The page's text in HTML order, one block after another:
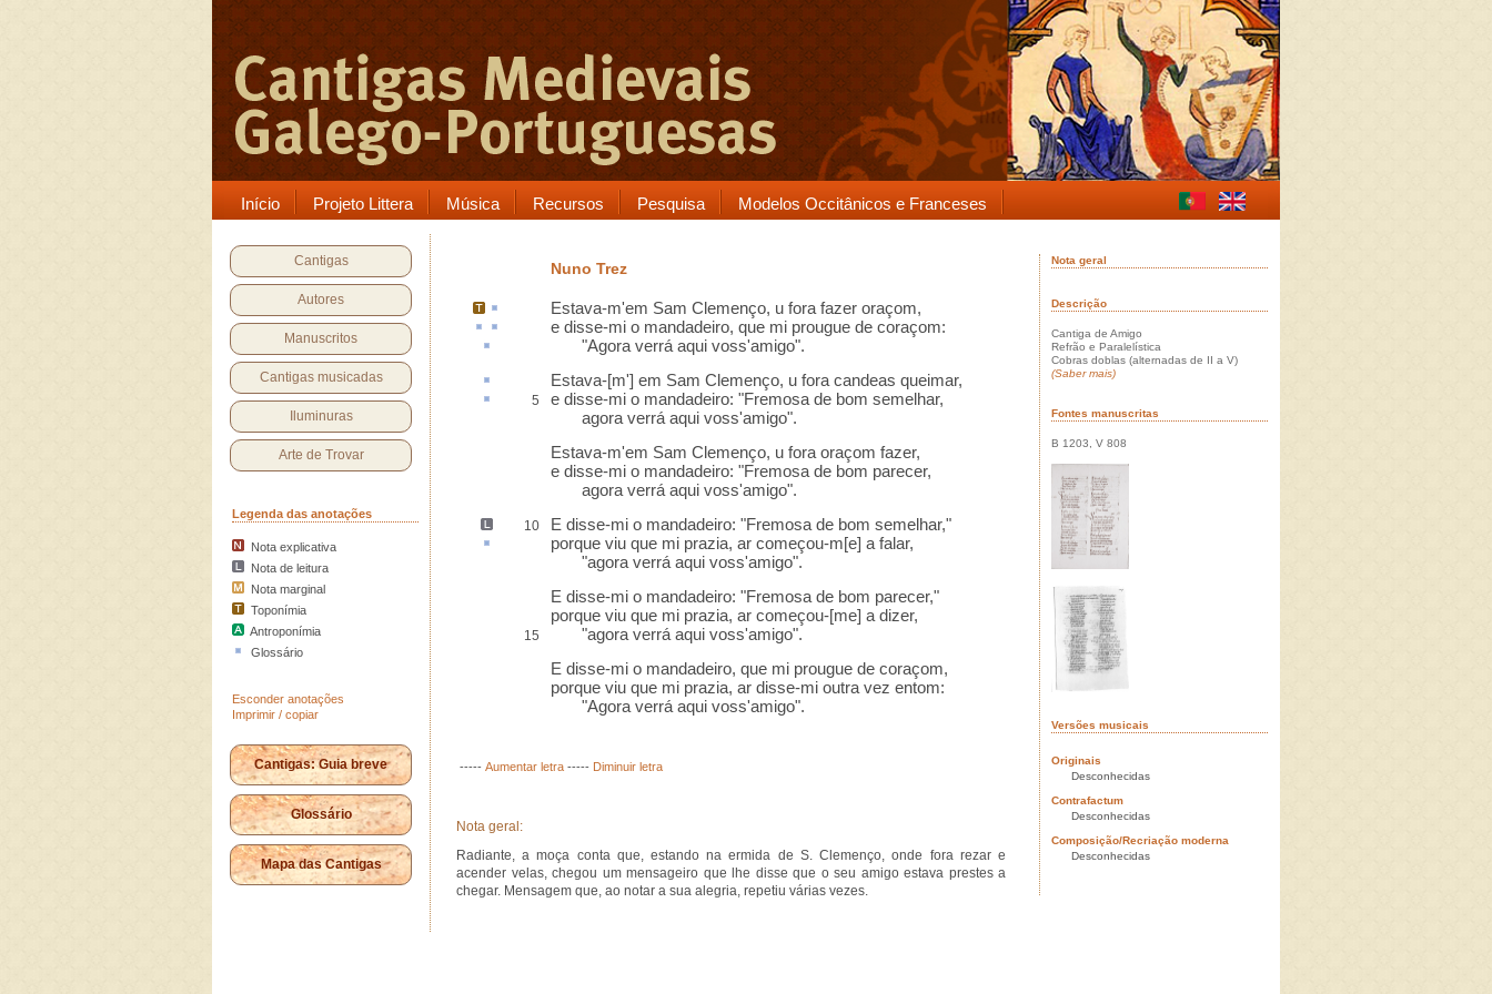
Início Projeto Littera Música Recursos Pesquisa Modelos Occitânicos e Franceses
Cantigas
Autores
Manuscritos
Cantigas musicadas
Iluminuras
Arte de Trovar
Legenda das anotações
Nota explicativa
Nota de leitura
Nota marginal
Toponímia
Antroponímia
Glossário
Esconder anotações
Imprimir / copiar
Cantigas: Guia breve
Glossário
Mapa das Cantigas
Nuno Trez
Estava-m'em Sam Clemenço, u fora fazer oraçom,
e disse-mi o mandadeiro, que mi prougue de coraçom:
"Agora verrá aqui voss'amigo".
Estava-[m'] em Sam Clemenço, u fora candeas queimar,
5 e disse-mi o mandadeiro: "Fremosa de bom semelhar,
agora verrá aqui voss'amigo".
Estava-m'em Sam Clemenço, u fora oraçom fazer,
e disse-mi o mandadeiro: "Fremosa de bom parecer,
agora verrá aqui voss'amigo".
10
E disse-mi o mandadeiro: "Fremosa de bom semelhar,"
porque viu que mi prazia, ar começou-m[e] a falar,
"agora verrá aqui voss'amigo".
E disse-mi o mandadeiro: "Fremosa de bom parecer,"
porque viu que mi prazia, ar começou-[me] a dizer,
15
"agora verrá aqui voss'amigo".
E disse-mi o mandadeiro, que mi prougue de coraçom,
porque viu que mi prazia, ar disse-mi outra vez entom:
"Agora verrá aqui voss'amigo".
----- Aumentar letra ----- Diminuir letra
Nota geral:
Radiante, a moça conta que, estando na ermida de S. Clemenço, onde fora rezar e
acender velas, chegou um mensageiro que lhe disse que o seu amigo estava prestes a
chegar. Mensagem que, ao notar a sua alegria, repetiu várias vezes.
Nota geral
Descrição
Cantiga de Amigo
Refrão e Paralelística
Cobras doblas (alternadas de II a V)
(Saber mais)
Fontes manuscritas
B 1203, V 808
Versões musicais
Originais
Desconhecidas
Contrafactum
Desconhecidas
Composição/Recriação moderna
Desconhecidas